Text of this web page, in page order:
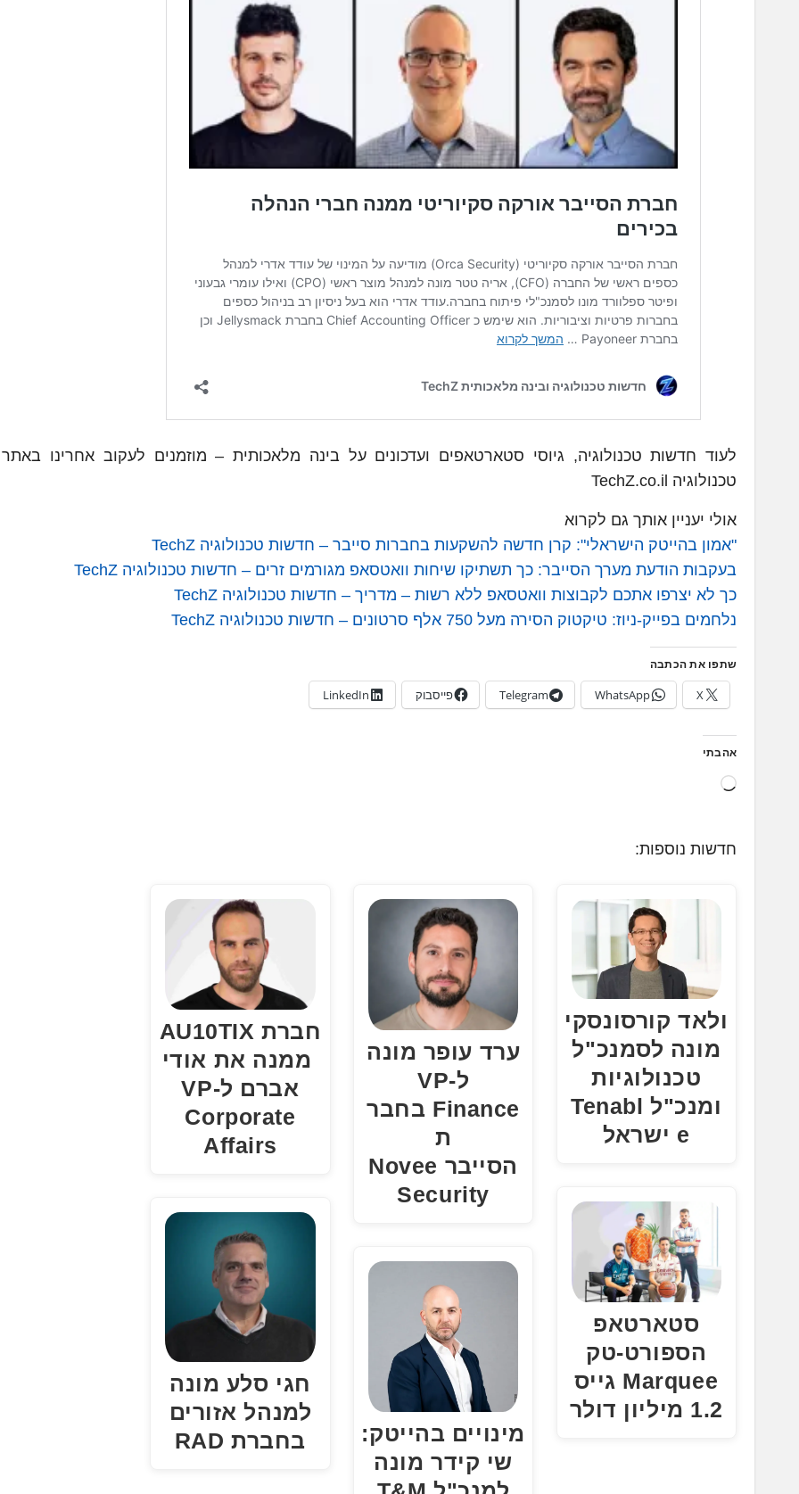
לעוד חדשות טכנולוגיה, גיוסי סטארטאפים ועדכונים על בינה מלאכותית – מוזמנים לעקוב אחרינו
טכנולוגיה TechZ.co.il
אולי יעניין אותך גם לקרוא
"אמון בהייטק הישראלי": קרן חדשה להשקעות בחברות סייבר – חדשות טכנולוגיה TechZ
בעקבות הודעת מערך הסייבר: כך תשתיקו שיחות וואטסאפ מגורמים זרים – חדשות טכנולוגיה TechZ
כך לא יצרפו אתכם לקבוצות וואטסאפ ללא רשות – מדריך – חדשות טכנולוגיה TechZ
נלחמים בפייק-ניוז: טיקטוק הסירה מעל 750 אלף סרטונים – חדשות טכנולוגיה TechZ
שתפו את הכתבה
X
WhatsApp
Telegram פייסבוק LinkedIn
אהבתי
ט
.
חדשות נוספות:
ולאד קורסונסקי
מונה לסמנכ"ל
טכנולוגיות
ומנכ"ל Tenabl
e ישראל
סטארטאפ
הספורט-טק
Marquee גייס
1.2 מיליון דולר
ערד עופר מונה
ל-VP
Finance בחבר
ת
הסייבר Novee
Security
מינויים בהייטק:
שי קידר מונה
חברת AU10TIX
ממנה את אודי
אברם ל-VP
Corporate
Affairs
חגי סלע מונה
למנהל אזורים
בחברת RAD